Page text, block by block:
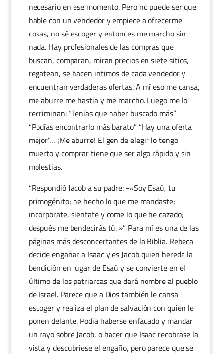
necesario en ese momento. Pero no puede ser que
hable con un vendedor y empiece a ofrecerme
cosas, no sé escoger y entonces me marcho sin
nada. Hay profesionales de las compras que
buscan, comparan, miran precios en siete sitios,
regatean, se hacen íntimos de cada vendedor y
encuentran verdaderas ofertas. A mí eso me cansa,
me aburre me hastía y me marcho. Luego me lo
recriminan: “Tenías que haber buscado más”
“Podías encontrarlo más barato” “Hay una oferta
mejor”… ¡Me aburre! El gen de elegir lo tengo
muerto y comprar tiene que ser algo rápido y sin
molestias.
“Respondió Jacob a su padre: -«Soy Esaú, tu
primogénito; he hecho lo que me mandaste;
incorpórate, siéntate y come lo que he cazado;
después me bendecirás tú. »” Para mí es una de las
páginas más desconcertantes de la Biblia. Rebeca
decide engañar a Isaac y es Jacob quien hereda la
bendición en lugar de Esaú y se convierte en el
último de los patriarcas que dará nombre al pueblo
de Israel. Parece que a Dios también le cansa
escoger y realiza el plan de salvación con quien le
ponen delante. Podía haberse enfadado y mandar
un rayo sobre Jacob, o hacer que Isaac recobrase la
vista y descubriese el engaño, pero parece que se